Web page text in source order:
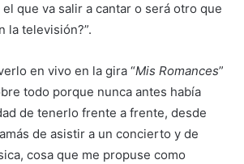
el que va salir a cantar o será otro que
la televisión?”.
en vivo en la gira “Mis Romances”
todo porque nunca antes había
de tenerlo frente a frente, desde
de asistir a un concierto y de
cosa que me propuse como